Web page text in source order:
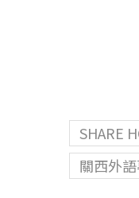
SHARE
關西外